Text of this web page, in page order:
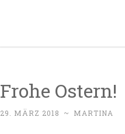
Frohe Ostern!
29. MÄRZ 2018 ~ MARTINA